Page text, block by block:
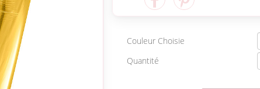
Couleur Choisie
Quantité